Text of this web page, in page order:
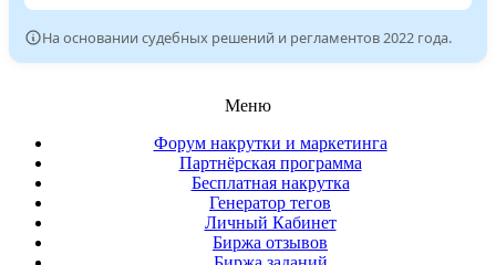
На основании судебных решений и регламентов 2022 года.
Меню
Форум накрутки и маркетинга
Партнёрская программа
Бесплатная накрутка
Генератор тегов
Личный Кабинет
Биржа отзывов